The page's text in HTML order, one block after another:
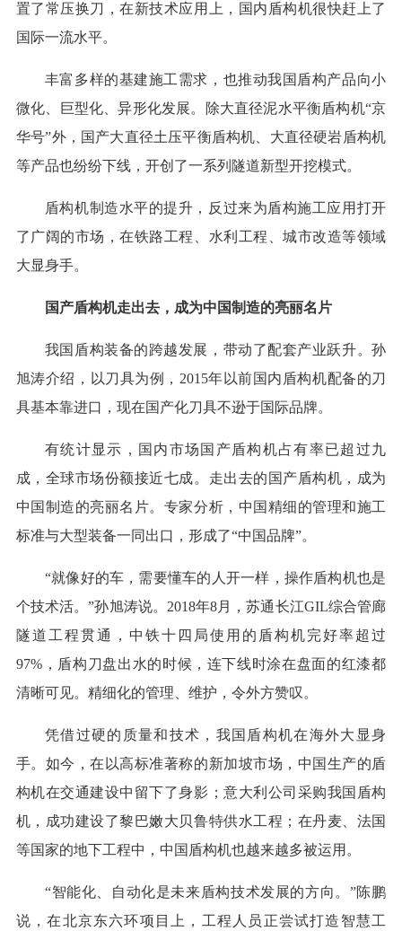
置了常压换刀，在新技术应用上，国内盾构机很快赶上了
国际一流水平。
丰富多样的基建施工需求，也推动我国盾构产品向小
微化、巨型化、异形化发展。除大直径泥水平衡盾构机“京
华号”外，国产大直径土压平衡盾构机、大直径硬岩盾构机
等产品也纷纷下线，开创了一系列隧道新型开挖模式。
盾构机制造水平的提升，反过来为盾构施工应用打开
了广阔的市场，在铁路工程、水利工程、城市改造等领域
大显身手。
国产盾构机走出去，成为中国制造的亮丽名片
我国盾构装备的跨越发展，带动了配套产业跃升。孙
旭涛介绍，以刀具为例，2015年以前国内盾构机配备的刀
具基本靠进口，现在国产化刀具不逊于国际品牌。
有统计显示，国内市场国产盾构机占有率已超过九
成，全球市场份额接近七成。走出去的国产盾构机，成为
中国制造的亮丽名片。专家分析，中国精细的管理和施工
标准与大型装备一同出口，形成了“中国品牌”。
“就像好的车，需要懂车的人开一样，操作盾构机也是
个技术活。”孙旭涛说。2018年8月，苏通长江GIL综合管廊
隧道工程贯通，中铁十四局使用的盾构机完好率超过
97%，盾构刀盘出水的时候，连下线时涂在盘面的红漆都
清晰可见。精细化的管理、维护，令外方赞叹。
凭借过硬的质量和技术，我国盾构机在海外大显身
手。如今，在以高标准著称的新加坡市场，中国生产的盾
构机在交通建设中留下了身影；意大利公司采购我国盾构
机，成功建设了黎巴嫩大贝鲁特供水工程；在丹麦、法国
等国家的地下工程中，中国盾构机也越来越多被运用。
“智能化、自动化是未来盾构技术发展的方向。”陈鹏
说，在北京东六环项目上，工程人员正尝试打造智慧工